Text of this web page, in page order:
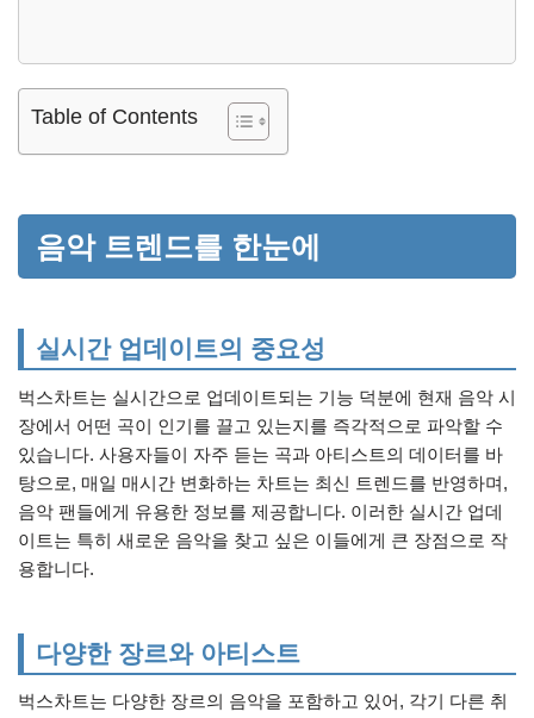
Table of Contents
음악 트렌드를 한눈에
실시간 업데이트의 중요성
벅스차트는 실시간으로 업데이트되는 기능 덕분에 현재 음악 시
장에서 어떤 곡이 인기를 끌고 있는지를 즉각적으로 파악할 수
있습니다. 사용자들이 자주 듣는 곡과 아티스트의 데이터를 바
탕으로, 매일 매시간 변화하는 차트는 최신 트렌드를 반영하며,
음악 팬들에게 유용한 정보를 제공합니다. 이러한 실시간 업데
이트는 특히 새로운 음악을 찾고 싶은 이들에게 큰 장점으로 작
용합니다.
다양한 장르와 아티스트
벅스차트는 다양한 장르의 음악을 포함하고 있어, 각기 다른 취